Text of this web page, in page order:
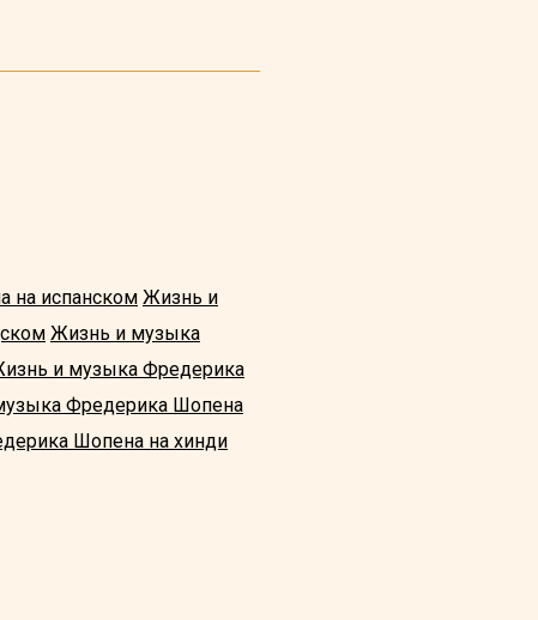
на испанском Жизнь и
Жизнь и музыка
и музыка Фредерика
Фредерика Шопена
Шопена на хинди